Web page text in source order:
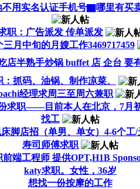
用实名认证手机号▇哪里有买
职：广告派发 传单派发
三月中旬的月嫂工作3469717459
店半熟手炒锅 buffet 店 企台 要
：抓码、油锅、制作凉菜、
经理求周三至周六兼职
求职——目前本人在北京，7月
找工
脚店招（单男、单女）4-6个工/
寿司师傅求职
端工程师 提供OPT,H1B
katy求职。女性，36岁
想找一份按摩的工作